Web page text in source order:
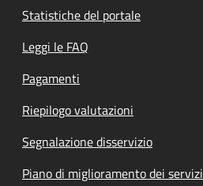
Statistiche del portale
Leggi le FAQ
Pagamenti
Riepilogo valutazioni
Segnalazione disservizio
Piano di miglioramento dei servizi